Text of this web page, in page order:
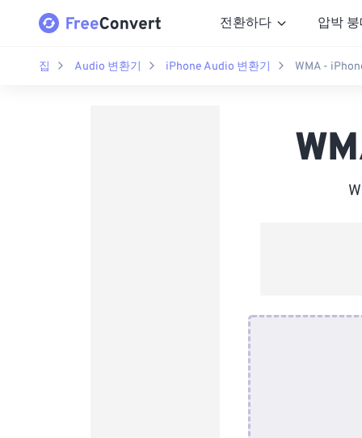
전환하다 압박
집 Audio 변환기 iPhone Audio 변환기 WMA -